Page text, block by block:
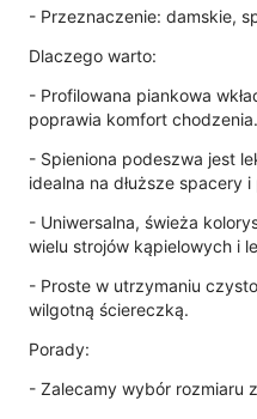
- Przeznaczenie: damskie,
Dlaczego warto:
- Profilowana piankowa
poprawia komfort chodzenia.
- Spieniona podeszwa jest
idealna na dłuższe spacery
- Uniwersalna, świeża
wielu strojów kąpielowych i
- Proste w utrzymaniu
wilgotną ściereczką.
Porady:
- Zalecamy wybór rozmiaru